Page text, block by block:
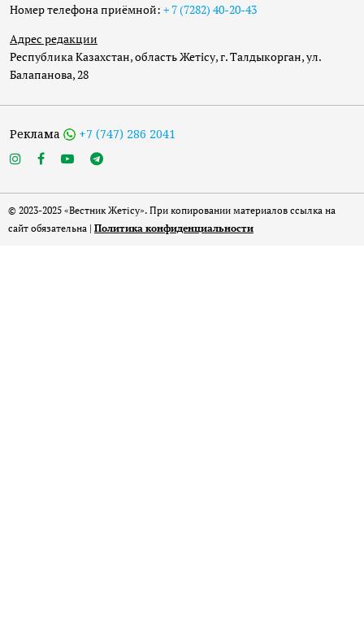
Номер телефона приёмной: + 7 (7282) 40-20-43
Адрес редакции
Республика Казахстан, область Жетісу, г. Талдыкорган, ул.
Балапанова, 28
Реклама +7 (747) 286 2041
© 2023-2025 «Вестник Жетісу». При копировании материалов ссылка на
сайт обязательна | Политика конфиденциальности